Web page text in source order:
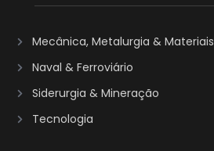
Mecânica, Metalurgia & Materiais
Naval & Ferroviário
Siderurgia & Mineração
Tecnologia